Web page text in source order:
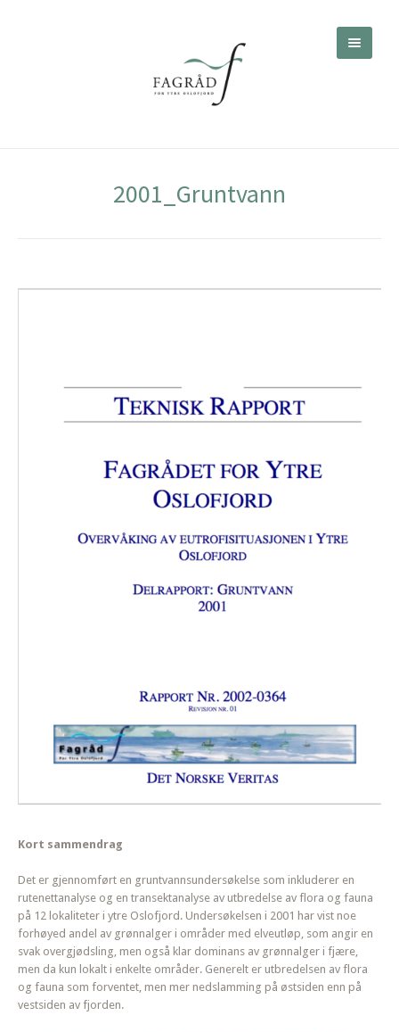
2001_Gruntvann
Kort sammendrag
Det er gjennomført en gruntvannsundersøkelse som inkluderer en
rutenettanalyse og en transektanalyse av utbredelse av flora og fauna
på 12 lokaliteter i ytre Oslofjord. Undersøkelsen i 2001 har vist noe
forhøyed andel av grønnalger i områder med elveutløp, som angir en
svak overgjødsling, men også klar dominans av grønnalger i fjære,
men da kun lokalt i enkelte områder. Generelt er utbredelsen av flora
og fauna som forventet, men mer nedslamming på østsiden enn på
vestsiden av fjorden.